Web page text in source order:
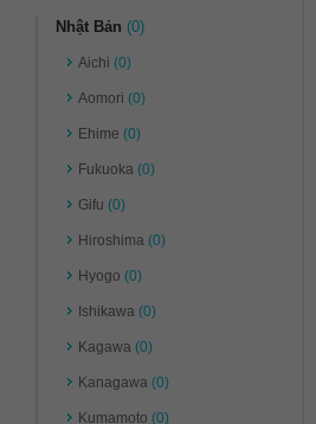
Nhật Bản (0)
Aichi (0)
Aomori (0)
Ehime (0)
Fukuoka (0)
Gifu (0)
Hiroshima (0)
Hyogo (0)
Ishikawa (0)
Kagawa (0)
Kanagawa (0)
Kumamoto (0)